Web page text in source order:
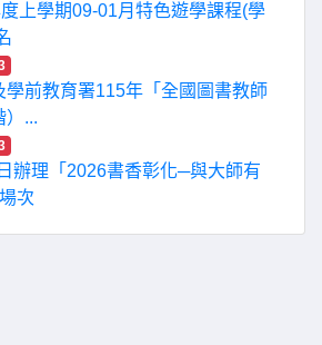
上學期09-01月特色遊學課程(學
學前教育署115年「全國圖書教師
）...
辦理「2026書香彰化─與大師有
次